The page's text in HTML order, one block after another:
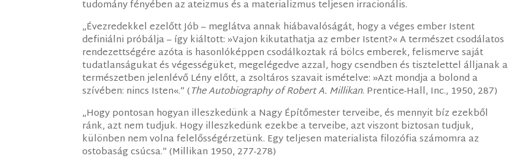
tudomány fényében az ateizmus és a materializmus teljesen irracionális.
„Évezredekkel ezelőtt Jób – meglátva annak hiábavalóságát, hogy a véges ember Istent
definiálni próbálja – így kiáltott: »Vajon kikutathatja az ember Istent?« A természet csodálatos
rendezettségére azóta is hasonlóképpen csodálkoztak rá bölcs emberek, felismerve saját
tudatlanságukat és végességüket, megelégedve azzal, hogy csendben és tisztelettel álljanak a
természetben jelenlévő Lény előtt, a zsoltáros szavait ismételve: »Azt mondja a bolond a
szívében: nincs Isten«.” (The Autobiography of Robert A. Millikan. Prentice-Hall, Inc., 1950, 287)
„Hogy pontosan hogyan illeszkedünk a Nagy Építőmester terveibe, és mennyit bíz ezekből
ránk, azt nem tudjuk. Hogy illeszkedünk ezekbe a terveibe, azt viszont biztosan tudjuk,
különben nem volna felelősségérzetünk. Egy teljesen materialista filozófia számomra az
ostobaság csúcsa.” (Millikan 1950, 277-278)